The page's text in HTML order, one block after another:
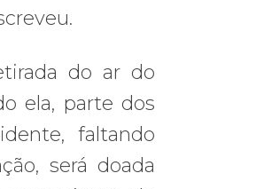
do ar do
ela, parte dos
faltando
será doada